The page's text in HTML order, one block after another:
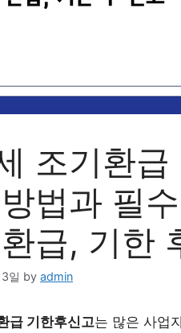
조기환
법과 필
급, 기한
일 by admin
급 기한후신고는 많은 사업